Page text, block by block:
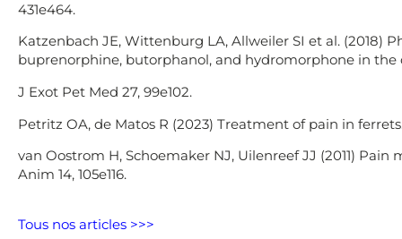
431e464.
Katzenbach JE, Wittenburg LA, Allweiler SI et al. (2018)
buprenorphine, butorphanol, and hydromorphone in
J Exot Pet Med 27, 99e102.
Petritz OA, de Matos R (2023) Treatment of pain in
van Oostrom H, Schoemaker NJ, Uilenreef JJ (2011)
Anim 14, 105e116.
Tous nos articles >>>